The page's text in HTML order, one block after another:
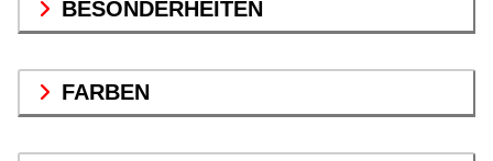
BESONDERHEITEN
FARBEN